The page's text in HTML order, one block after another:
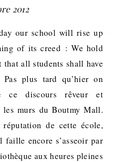
2012
of its creed : We hold
all students shall have
plus tard qu’hier on
ce discours rêveur et
les murs du Boutmy Mall.
de cette école,
faille encore s’asseoir par
aux heures pleines